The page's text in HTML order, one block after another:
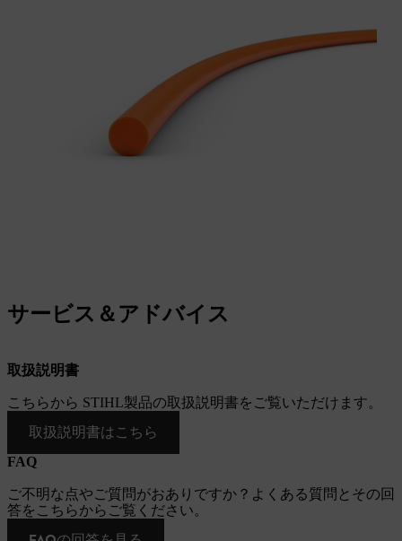
サービス＆アドバイス
取扱説明書
こちらから STIHL製品の取扱説明書をご覧いただけます。
取扱説明書はこちら
FAQ
ご不明な点やご質問がおありですか？よくある質問とその回
答をこちらからご覧ください。